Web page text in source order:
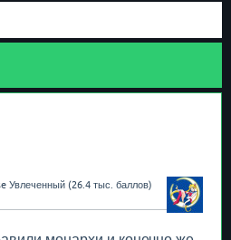
Увлеченный (26.4 тыс. баллов)